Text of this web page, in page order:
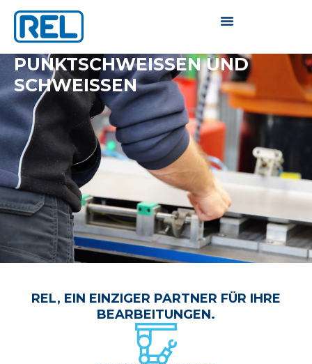
PUNKTSCHWEISSEN UND S
CHWEISSEN
REL, EIN EINZIGER PARTNER FÜR IHRE
BEARBEITUNGEN.